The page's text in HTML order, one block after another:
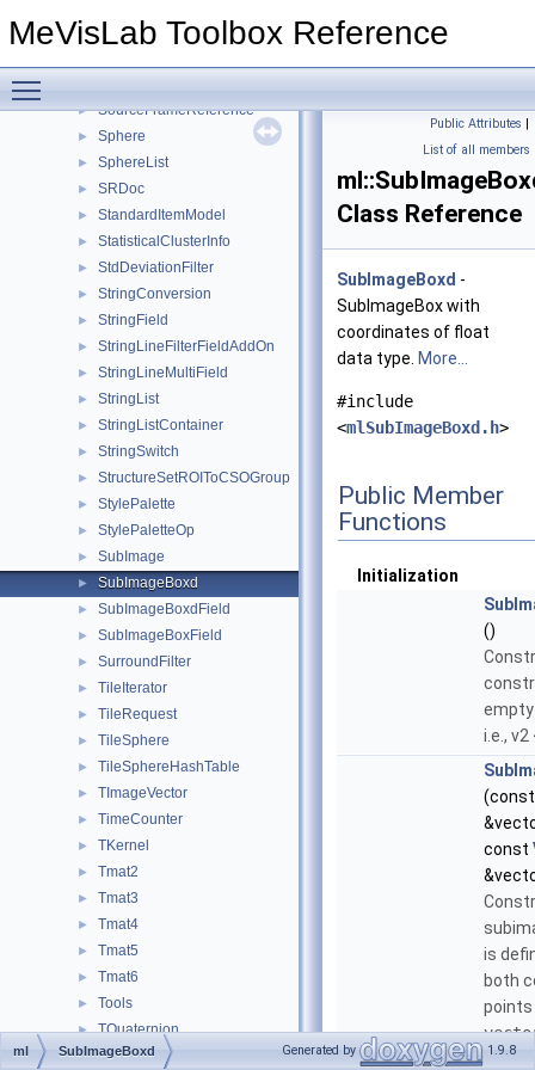
MeVisLab Toolbox Reference
► SmartSnapSkeletonFinder
► SourceFrameReference
► Sphere
► SphereList
► SRDoc
► StandardItemModel
► StatisticalClusterInfo
► StdDeviationFilter
► StringConversion
► StringField
► StringLineFilterFieldAddOn
► StringLineMultiField
► StringList
► StringListContainer
► StringSwitch
► StructureSetROIToCSOGroup
► StylePalette
► StylePaletteOp
► SubImage
► SubImageBoxd
► SubImageBoxdField
► SubImageBoxField
► SurroundFilter
► TileIterator
► TileRequest
► TileSphere
► TileSphereHashTable
► TImageVector
► TimeCounter
► TKernel
► Tmat2
► Tmat3
► Tmat4
► Tmat5
► Tmat6
► Tools
► TQuaternion
► Trace
Public Attributes |
List of all members
Class Reference
SubImageBoxd -
SubImageBox with
coordinates of float
data type. More...
#include
<mlSubImageBoxd.h>
Public Member
Functions
Initialization
()
empty
i.e., v2
const
is
both
points
ml SubImageBoxd Generated by 1.9.8